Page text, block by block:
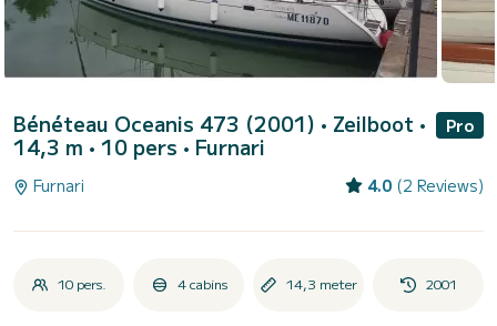
Bénéteau Oceanis 473 (2001) • Zeilboot •
14,3 m • 10 pers • Furnari
Pro
Furnari 4.0 (2 Reviews)
10 pers. 4 cabins 14,3 meter 2001